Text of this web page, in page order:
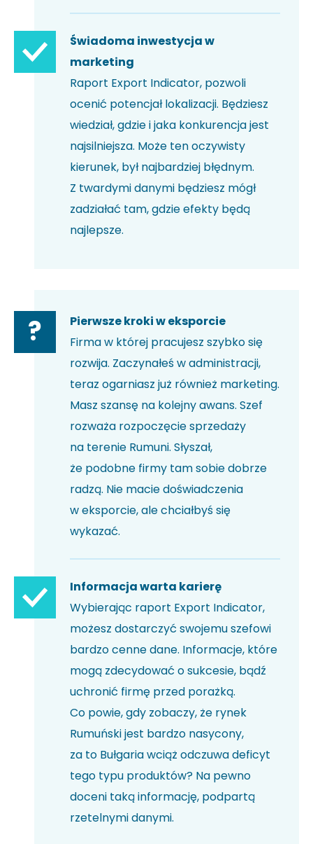
Świadoma inwestycja w
marketing
Raport Export Indicator, pozwoli
ocenić potencjał lokalizacji. Będziesz
wiedział, gdzie i jaka konkurencja jest
najsilniejsza. Może ten oczywisty
kierunek, był najbardziej błędnym.
Z twardymi danymi będziesz mógł
zadziałać tam, gdzie efekty będą
najlepsze.
?
Pierwsze kroki w eksporcie
Firma w której pracujesz szybko się
rozwija. Zaczynałeś w administracji,
teraz ogarniasz już również marketing.
Masz szansę na kolejny awans. Szef
rozważa rozpoczęcie sprzedaży
na terenie Rumuni. Słyszał,
że podobne firmy tam sobie dobrze
radzą. Nie macie doświadczenia
w eksporcie, ale chciałbyś się
wykazać.
Informacja warta karierę
Wybierając raport Export Indicator,
możesz dostarczyć swojemu szefowi
bardzo cenne dane. Informacje, które
mogą zdecydować o sukcesie, bądź
uchronić firmę przed porażką.
Co powie, gdy zobaczy, że rynek
Rumuński jest bardzo nasycony,
za to Bułgaria wciąż odczuwa deficyt
tego typu produktów? Na pewno
doceni taką informację, podpartą
rzetelnymi danymi.